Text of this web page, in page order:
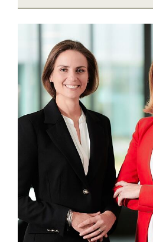
SPIEGLTEC
STIHL Tirol
Trend Micro
VALETTA
WKS Fachgruppe
Fahrzeugtechnik
WKS Fachgruppe
PHH Rechtsanwält:innen